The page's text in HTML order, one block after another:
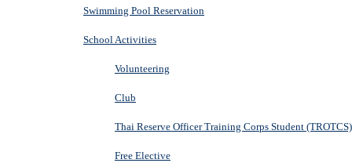
Swimming Pool Reservation
School Activities
Volunteering
Club
Thai Reserve Officer Training Corps Student (TROTCS)
Free Elective